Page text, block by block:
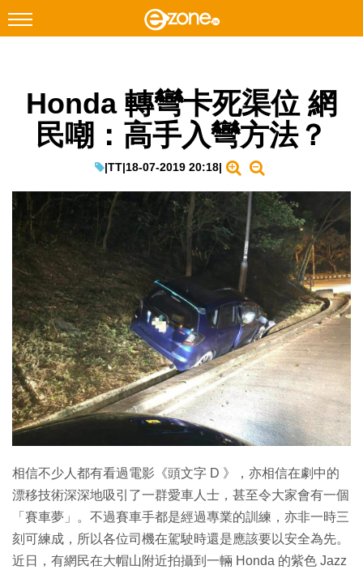
Facebook Instagram
科技焦點
遊戲動漫
教學評測
EduTech
IT Times
生成式AI與雲端應用
Enterprise Digital Transformation
特集
Honda 轉彎卡死渠位 網
民嘲：高手入彎方法？
|TT|18-07-2019 20:18|
相信不少人都有看過電影《頭文字 D 》，亦相信在劇中的
漂移技術深深地吸引了一群愛車人士，甚至令大家會有一個
「賽車夢」。不過賽車手都是經過專業的訓練，亦非一時三
刻可練成，所以各位司機在駕駛時還是應該要以安全為先。
近日，有網民在大帽山附近拍攝到一輛 Honda 的紫色 Jazz